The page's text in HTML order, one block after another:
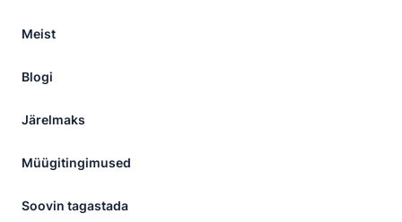
Meist
Blogi
Järelmaks
Müügitingimused
Soovin tagastada